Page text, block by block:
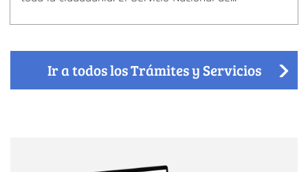
Ir a todos los Trámites y Servicios